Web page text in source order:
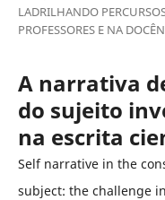
LADRILHANDO
PROFESSORES E NA
A narrativa
do sujeito
na escrita
Self narrative in the
subject: the challenge